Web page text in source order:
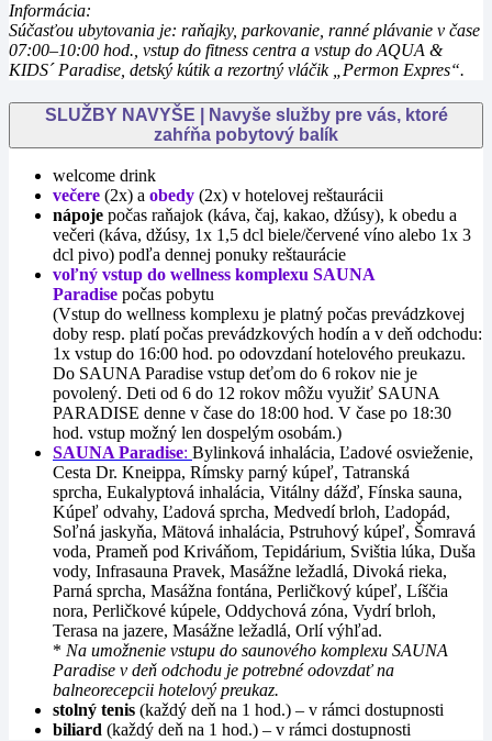
Informácia:
Súčasťou ubytovania je: raňajky, parkovanie, ranné plávanie v čase
07:00–10:00 hod., vstup do fitness centra a vstup do AQUA &
KIDS´ Paradise, detský kútik a rezortný vláčik „Permon Expres“.
SLUŽBY NAVYŠE | Navyše služby pre vás, ktoré
zahŕňa pobytový balík
welcome drink
večere (2x) a obedy (2x) v hotelovej reštaurácii
nápoje počas raňajok (káva, čaj, kakao, džúsy), k obedu a
večeri (káva, džúsy, 1x 1,5 dcl biele/červené víno alebo 1x 3
dcl pivo) podľa dennej ponuky reštaurácie
voľný vstup do wellness komplexu SAUNA
Paradise počas pobytu
(Vstup do wellness komplexu je platný počas prevádzkovej
doby resp. platí počas prevádzkových hodín a v deň odchodu:
1x vstup do 16:00 hod. po odovzdaní hotelového preukazu.
Do SAUNA Paradise vstup deťom do 6 rokov nie je
povolený. Deti od 6 do 12 rokov môžu využiť SAUNA
PARADISE denne v čase do 18:00 hod. V čase po 18:30
hod. vstup možný len dospelým osobám.)
SAUNA Paradise: Bylinková inhalácia, Ľadové osvieženie,
Cesta Dr. Kneippa, Rímsky parný kúpeľ, Tatranská
sprcha, Eukalyptová inhalácia, Vitálny dážď, Fínska sauna,
Kúpeľ odvahy, Ľadová sprcha, Medvedí brloh, Ľadopád,
Soľná jaskyňa, Mätová inhalácia, Pstruhový kúpeľ, Šomravá
voda, Prameň pod Kriváňom, Tepidárium, Svištia lúka, Duša
vody, Infrasauna Pravek, Masážne ležadlá, Divoká rieka,
Parná sprcha, Masážna fontána, Perličkový kúpeľ, Líščia
nora, Perličkové kúpele, Oddychová zóna, Vydrí brloh,
Terasa na jazere, Masážne ležadlá, Orlí výhľad.
* Na umožnenie vstupu do saunového komplexu SAUNA
Paradise v deň odchodu je potrebné odovzdať na
balneorecepcii hotelový preukaz.
stolný tenis (každý deň na 1 hod.) – v rámci dostupnosti
biliard (každý deň na 1 hod.) – v rámci dostupnosti